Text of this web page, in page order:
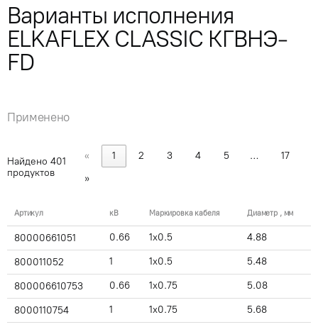
Варианты исполнения
ELKAFLEX CLASSIC КГВНЭ-
FD
Применено
Найдено 401
продуктов
« 1 2 3 4 5 …
17
»
Артикул кВ Маркировка кабеля Диаметр , мм
80000661051 0.66 1x0.5 4.88
800011052 1 1x0.5 5.48
800006610753 0.66 1x0.75 5.08
8000110754 1 1x0.75 5.68